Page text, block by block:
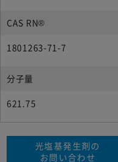
CAS RN®
1801263-71-7
分子量
621.75
光塩基発生剤の
お問い合わせ